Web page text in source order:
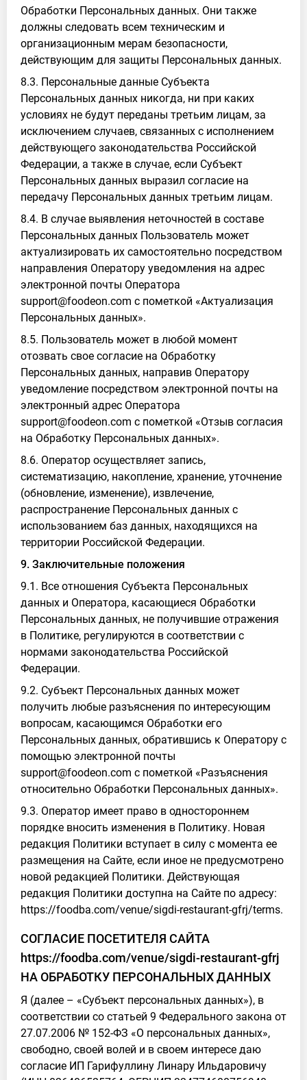
Обработки Персональных данных. Они также
должны следовать всем техническим и
организационным мерам безопасности,
действующим для защиты Персональных данных.
8.3. Персональные данные Субъекта
Персональных данных никогда, ни при каких
условиях не будут переданы третьим лицам, за
исключением случаев, связанных с исполнением
действующего законодательства Российской
Федерации, а также в случае, если Субъект
Персональных данных выразил согласие на
передачу Персональных данных третьим лицам.
8.4. В случае выявления неточностей в составе
Персональных данных Пользователь может
актуализировать их самостоятельно посредством
направления Оператору уведомления на адрес
электронной почты Оператора
support@foodeon.com с пометкой «Актуализация
Персональных данных».
8.5. Пользователь может в любой момент
отозвать свое согласие на Обработку
Персональных данных, направив Оператору
уведомление посредством электронной почты на
электронный адрес Оператора
support@foodeon.com с пометкой «Отзыв согласия
на Обработку Персональных данных».
8.6. Оператор осуществляет запись,
систематизацию, накопление, хранение, уточнение
(обновление, изменение), извлечение,
распространение Персональных данных с
использованием баз данных, находящихся на
территории Российской Федерации.
9. Заключительные положения
9.1. Все отношения Субъекта Персональных
данных и Оператора, касающиеся Обработки
Персональных данных, не получившие отражения
в Политике, регулируются в соответствии с
нормами законодательства Российской
Федерации.
9.2. Субъект Персональных данных может
получить любые разъяснения по интересующим
вопросам, касающимся Обработки его
Персональных данных, обратившись к Оператору с
помощью электронной почты
support@foodeon.com с пометкой «Разъяснения
относительно Обработки Персональных данных».
9.3. Оператор имеет право в одностороннем
порядке вносить изменения в Политику. Новая
редакция Политики вступает в силу с момента ее
размещения на Сайте, если иное не предусмотрено
новой редакцией Политики. Действующая
редакция Политики доступна на Сайте по адресу:
https://foodba.com/venue/sigdi-restaurant-gfrj/terms.
СОГЛАСИЕ ПОСЕТИТЕЛЯ САЙТА
https://foodba.com/venue/sigdi-restaurant-gfrj
НА ОБРАБОТКУ ПЕРСОНАЛЬНЫХ ДАННЫХ
Я (далее – «Субъект персональных данных»), в
соответствии со статьей 9 Федерального закона от
27.07.2006 № 152-ФЗ «О персональных данных»,
свободно, своей волей и в своем интересе даю
согласие ИП Гарифуллину Линару Ильдаровичу